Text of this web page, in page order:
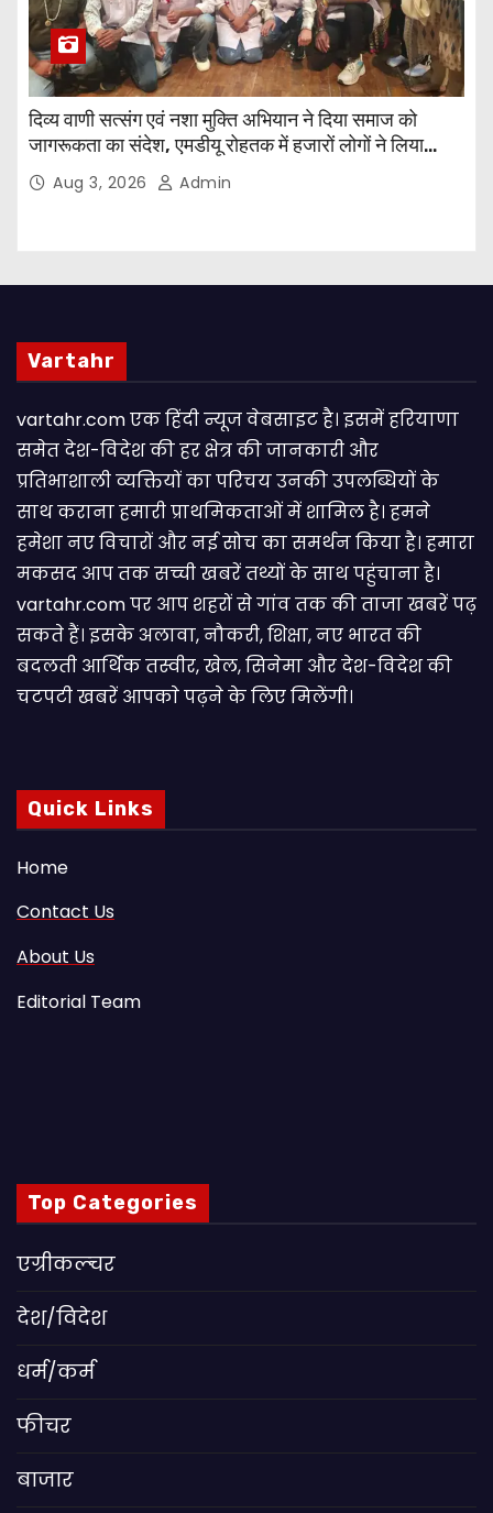
दिव्य वाणी सत्संग एवं नशा मुक्ति अभियान ने दिया समाज को
जागरूकता का संदेश, एमडीयू रोहतक में हजारों लोगों ने लिया
संकल्पAug 3, 2026 Admin
Vartahr
vartahr.com एक हिंदी न्यूज वेबसाइट है। इसमें हरियाणा
समेत देश-विदेश की हर क्षेत्र की जानकारी और
प्रतिभाशाली व्यक्तियों का परिचय उनकी उपलब्धियों के
साथ कराना हमारी प्राथमिकताओं में शामिल है। हमने
हमेशा नए विचारों और नई सोच का समर्थन किया है। हमारा
मकसद आप तक सच्ची खबरें तथ्यों के साथ पहुंचाना है।
vartahr.com पर आप शहरों से गांव तक की ताजा खबरें पढ़
सकते हैं। इसके अलावा, नौकरी, शिक्षा, नए भारत की
बदलती आर्थिक तस्वीर, खेल, सिनेमा और देश-विदेश की
चटपटी खबरें आपकाे पढ़ने के लिए मिलेंगी।
Quick Links
Home
Contact Us
About Us
Editorial Team
Top Categories
एग्रीकल्चर
देश/विदेश
धर्म/कर्म
फीचर
बाजार